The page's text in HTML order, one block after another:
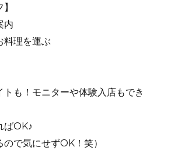
内
料理を運ぶ
も！モニターや体験入店もでき
ばOK♪
ので気にせずOK！笑）